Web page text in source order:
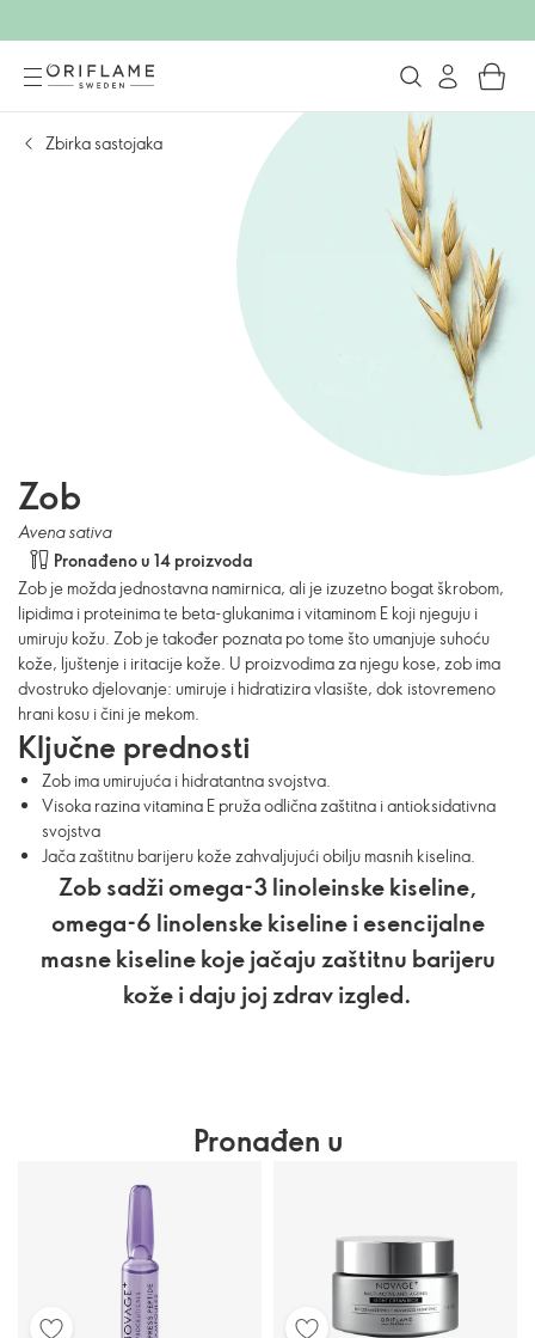
Zbirka sastojaka
Zob
Avena sativa
Pronađeno u 14 proizvoda
Zob je možda jednostavna namirnica, ali je izuzetno bogat škrobom,
lipidima i proteinima te beta-glukanima i vitaminom E koji njeguju i
umiruju kožu. Zob je također poznata po tome što umanjuje suhoću
kože, ljuštenje i iritacije kože. U proizvodima za njegu kose, zob ima
dvostruko djelovanje: umiruje i hidratizira vlasište, dok istovremeno
hrani kosu i čini je mekom.
Ključne prednosti
Zob ima umirujuća i hidratantna svojstva.
Visoka razina vitamina E pruža odlična zaštitna i antioksidativna
svojstva
Jača zaštitnu barijeru kože zahvaljujući obilju masnih kiselina.
Zob sadži omega-3 linoleinske kiseline,
omega-6 linolenske kiseline i esencijalne
masne kiseline koje jačaju zaštitnu barijeru
kože i daju joj zdrav izgled.
Pronađen u